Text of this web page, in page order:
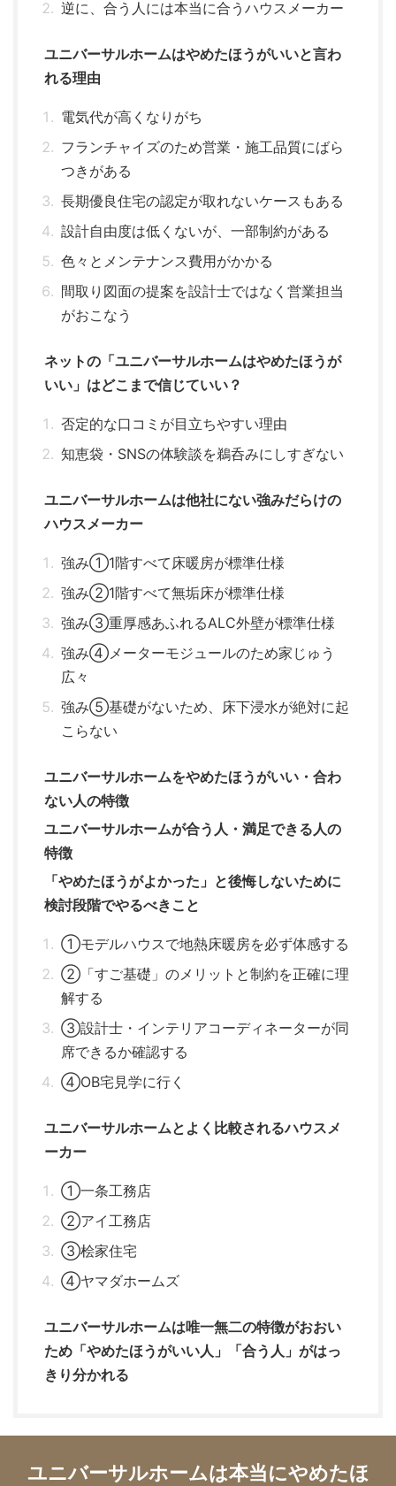
逆に、合う人には本当に合うハウスメーカー
ユニバーサルホームはやめたほうがいいと言わ
れる理由
電気代が高くなりがち
フランチャイズのため営業・施工品質にばら
つきがある
長期優良住宅の認定が取れないケースもある
設計自由度は低くないが、一部制約がある
色々とメンテナンス費用がかかる
間取り図面の提案を設計士ではなく営業担当
がおこなう
ネットの「ユニバーサルホームはやめたほうが
いい」はどこまで信じていい？
否定的な口コミが目立ちやすい理由
知恵袋・SNSの体験談を鵜呑みにしすぎない
ユニバーサルホームは他社にない強みだらけの
ハウスメーカー
強み①1階すべて床暖房が標準仕様
強み②1階すべて無垢床が標準仕様
強み③重厚感あふれるALC外壁が標準仕様
強み④メーターモジュールのため家じゅう
広々
強み⑤基礎がないため、床下浸水が絶対に起
こらない
ユニバーサルホームをやめたほうがいい・合わ
ない人の特徴
ユニバーサルホームが合う人・満足できる人の
特徴
「やめたほうがよかった」と後悔しないために
検討段階でやるべきこと
①モデルハウスで地熱床暖房を必ず体感する
②「すご基礎」のメリットと制約を正確に理
解する
③設計士・インテリアコーディネーターが同
席できるか確認する
④OB宅見学に行く
ユニバーサルホームとよく比較されるハウスメ
ーカー
①一条工務店
②アイ工務店
③桧家住宅
④ヤマダホームズ
ユニバーサルホームは唯一無二の特徴がおおい
ため「やめたほうがいい人」「合う人」がはっ
きり分かれる
ユニバーサルホームは本当にやめたほ